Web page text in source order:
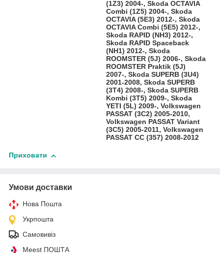
(1Z3) 2004-, Skoda OCTAVIA
Combi (1Z5) 2004-, Skoda
OCTAVIA (5E3) 2012-, Skoda
OCTAVIA Combi (5E5) 2012-,
Skoda RAPID (NH3) 2012-,
Skoda RAPID Spaceback
(NH1) 2012-, Skoda
ROOMSTER (5J) 2006-, Skoda
ROOMSTER Praktik (5J)
2007-, Skoda SUPERB (3U4)
2001-2008, Skoda SUPERB
(3T4) 2008-, Skoda SUPERB
Kombi (3T5) 2009-, Skoda
YETI (5L) 2009-, Volkswagen
PASSAT (3C2) 2005-2010,
Volkswagen PASSAT Variant
(3C5) 2005-2011, Volkswagen
PASSAT CC (357) 2008-2012
Приховати
Умови доставки
Нова Пошта
Укрпошта
Самовивіз
Meest ПОШТА